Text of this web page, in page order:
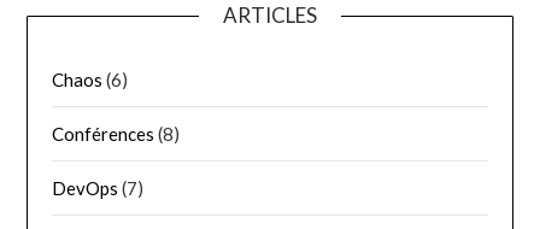
ARTICLES
Chaos (6)
Conférences (8)
DevOps (7)